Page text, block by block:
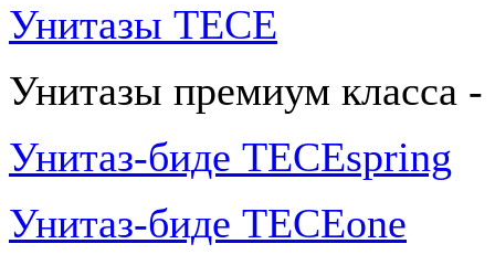
Унитазы TECE
Унитазы премиум класса -
Унитаз-биде TECEspring
Унитаз-биде TECEone